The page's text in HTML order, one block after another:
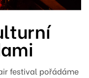
festival pořádáme